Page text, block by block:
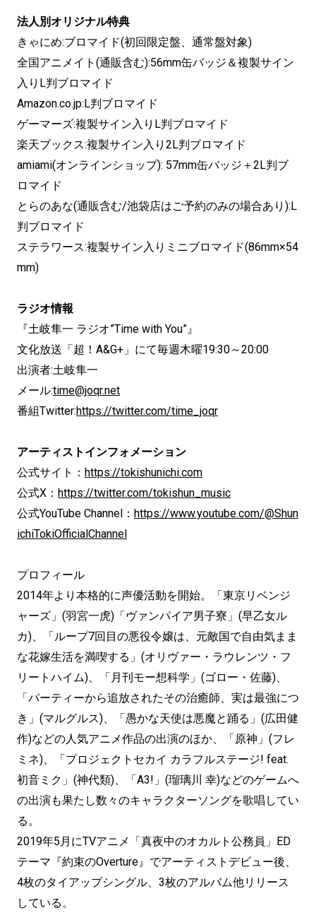
法人別オリジナル特典
きゃにめ:ブロマイド(初回限定盤、通常盤対象)
全国アニメイト(通販含む):56mm缶バッジ＆複製サイン
入りL判ブロマイド
Amazon.co.jp:L判ブロマイド
ゲーマーズ:複製サイン入りL判ブロマイド
楽天ブックス:複製サイン入り2L判ブロマイド
amiami(オンラインショップ): 57mm缶バッジ＋2L判ブ
ロマイド
とらのあな(通販含む/池袋店はご予約のみの場合あり):L
判ブロマイド
ステラワース:複製サイン入りミニブロマイド(86mm×54
mm)
ラジオ情報
『土岐隼一 ラジオ”Time with You”』
文化放送「超！A&G+」にて毎週木曜19:30～20:00
出演者:土岐隼一
メール:time@joqr.net
番組Twitter:https://twitter.com/time_joqr
アーティストインフォメーション
公式サイト： https://tokishunichi.com
公式X： https://twitter.com/tokishun_music
公式YouTube Channel： https://www.youtube.com/@Shun
ichiTokiOfficialChannel
プロフィール
2014年より本格的に声優活動を開始。「東京リベンジ
ャーズ」(羽宮一虎)「ヴァンパイア男子寮」(早乙女ル
カ)、「ループ7回目の悪役令嬢は、元敵国で自由気まま
な花嫁生活を満喫する」(オリヴァー・ラウレンツ・フ
リートハイム)、「月刊モー想科学」(ゴロー・佐藤)、
「パーティーから追放されたその治癒師、実は最強につ
き」(マルグルス)、「愚かな天使は悪魔と踊る」(広田健
作)などの人気アニメ作品の出演のほか、「原神」(フレ
ミネ)、「プロジェクトセカイ カラフルステージ! feat.
初音ミク」(神代類)、「A3!」(瑠璃川 幸)などのゲームへ
の出演も果たし数々のキャラクターソングを歌唱してい
る。
2019年5月にTVアニメ「真夜中のオカルト公務員」ED
テーマ『約束のOverture』でアーティストデビュー後、
4枚のタイアップシングル、3枚のアルバム他リリース
している。